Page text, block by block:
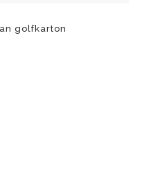
golfkarton